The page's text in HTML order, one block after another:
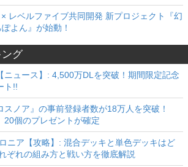
レベルファイブ共同開発 新プロジェクト『幻
よん』が始動！
グ
ニュース】: 4,500万DLを突破！期間限定記念
ト!!
スノア』の事前登録者数が18万人を突破！
20個のプレゼントが確定
ニア【攻略】: 混合デッキと単色デッキはど
ぞれの組み方と戦い方を徹底解説